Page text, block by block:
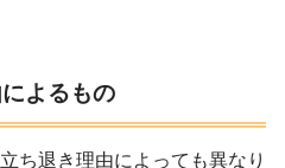
よるもの
ち退き理由によっても異なり